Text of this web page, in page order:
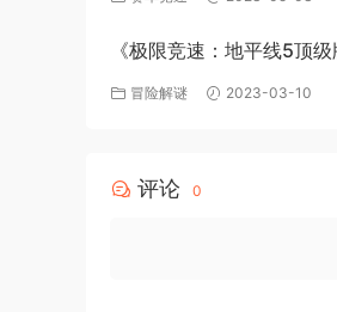
《极限竞速：地平线5顶
v1.563.816+全DLC-PC百
冒险解谜 2023-03-10
评论 0